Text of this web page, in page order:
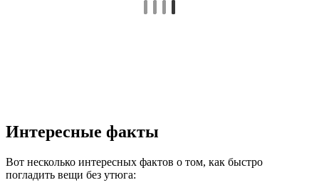
Интересные факты
Вот несколько интересных фактов о том, как быстро
погладить вещи без утюга: